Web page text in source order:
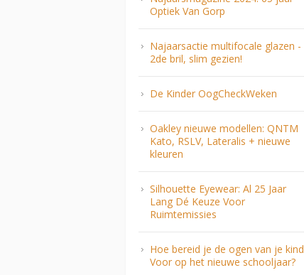
Optiek Van Gorp
Najaarsactie multifocale glazen -
2de bril, slim gezien!
De Kinder OogCheckWeken
Oakley nieuwe modellen: QNTM
Kato, RSLV, Lateralis + nieuwe
kleuren
Silhouette Eyewear: Al 25 Jaar
Lang Dé Keuze Voor
Ruimtemissies
Hoe bereid je de ogen van je kind
Voor op het nieuwe schooljaar?